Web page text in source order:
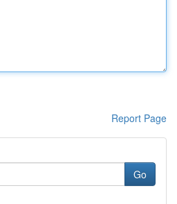
Report Page
Go